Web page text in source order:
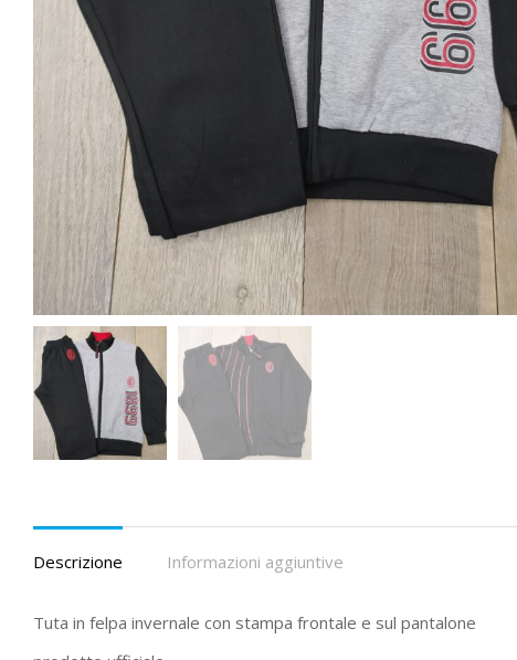
Descrizione Informazioni aggiuntive
Tuta in felpa invernale con stampa frontale e sul pantalone